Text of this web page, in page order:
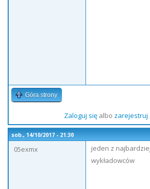
Góra strony
Zaloguj sięalbo zarejestruj
sob., 14/10/2017 - 21:30
05exmx
jeden z
wykładowców